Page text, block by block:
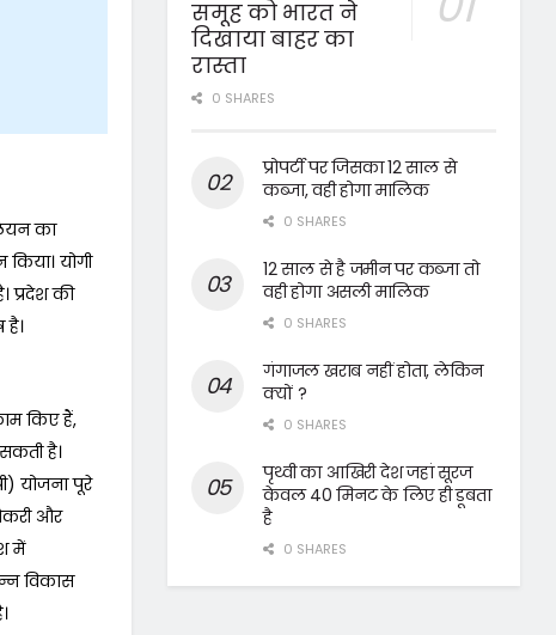
का
योगी
प्रदेश की
है।
किए हैं,
है।
योजना पूरे
और
में
विकास
समूह को भारत ने
दिखाया बाहर का
रास्ता
0 SHARES
प्रोपर्टी पर जिसका 12 साल से
कब्जा, वही होगा मालिक
0 SHARES
12 साल से है जमीन पर कब्जा तो
वही होगा असली मालिक
0 SHARES
गंगाजल खराब नहीं होता, लेकिन
क्यों ?
0 SHARES
पृथ्वी का आखिरी देश जहां सूरज
केवल 40 मिनट के लिए ही डूबता
है
0 SHARES